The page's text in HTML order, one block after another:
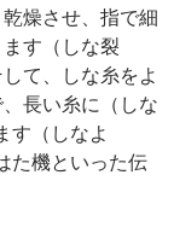
燥させ、指で細
す（しな裂
て、しな糸をよ
、長い糸に（しな
す（しなよ
た機といった伝